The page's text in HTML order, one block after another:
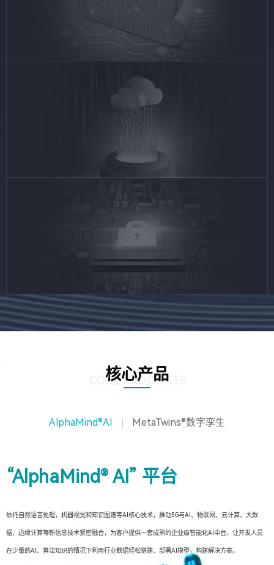
核心产品
CORE PRODUCTS
AlphaMind®AI MetaTwins®数字孪生
“AlphaMind® AI” 平台
依托自然语言处理，机器视觉和知识图谱等AI核心技术，推动5G与AI、物联网、云计算、大数
据、边缘计算等新信息技术紧密融合，为客户提供一套成熟的企业级智能化AI中台，让开发人员
在少量的AI、算法知识的情况下利用行业数据轻松搭建、部署AI模型，构建解决方案。